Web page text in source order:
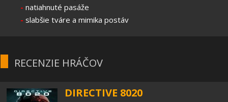
- natiahnuté pasáže
- slabšie tváre a mimika postáv
RECENZIE HRÁČOV
DIRECTIVE 8020